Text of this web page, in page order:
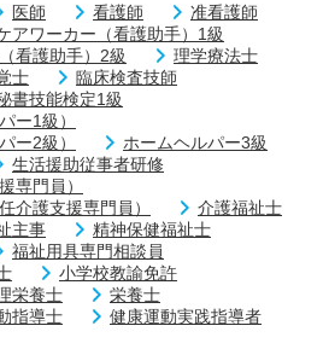
医師 看護師
准看護師
アワーカー（看護助手）1級
看護助手）2級
理学療法士
士
臨床検査技師
書技能検定1級
ー1級）
ー2級）
ホームヘルパー3級
生活援助従事者研修
専門員）
介護支援専門員）
介護福祉士
主事
精神保健福祉士
福祉用具専門相談員
小学校教諭免許
栄養士
栄養士
指導士
健康運動実践指導者